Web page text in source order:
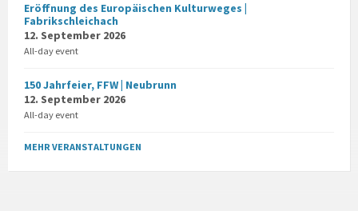
Eröffnung des Europäischen Kulturweges |
Fabrikschleichach
12. September 2026
All-day event
150 Jahrfeier, FFW | Neubrunn
12. September 2026
All-day event
MEHR VERANSTALTUNGEN